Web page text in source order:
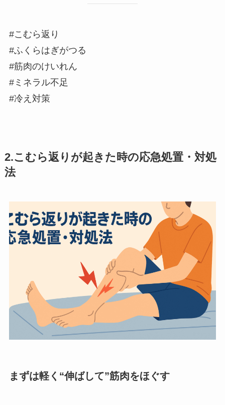
#こむら返り
#ふくらはぎがつる
#筋肉のけいれん
#ミネラル不足
#冷え対策
2.こむら返りが起きた時の応急処置・対処
法
まずは軽く“伸ばして”筋肉をほぐす